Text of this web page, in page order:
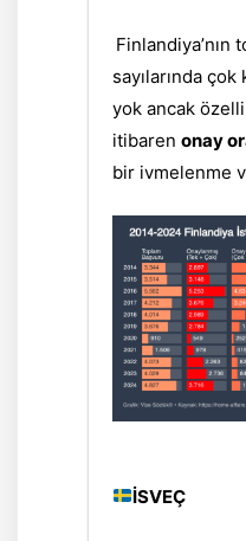
Finlandiya’nın
sayılarında
yok ancak
itibaren onay
bir ivmelenme
İSVEÇ